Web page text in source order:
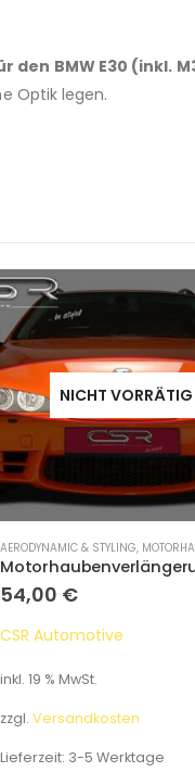
den BMW E30 (inkl.
Optik legen.
NICHT VORRÄTIG
AERODYNAMIC & STYLING,
54,00 €
CSR Automotive
inkl. 19 % MwSt.
zzgl. Versandkosten
Lieferzeit: 3-5 Werktage